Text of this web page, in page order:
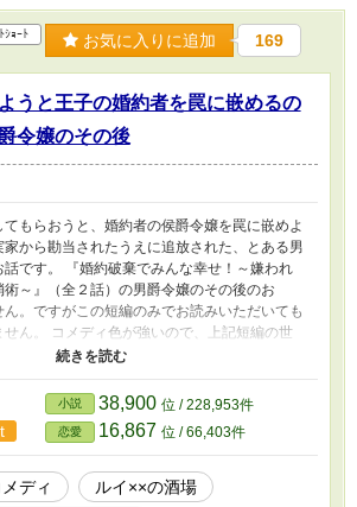
ｼｮｰﾄ お気に入りに追加 169
うと王子の婚約者を罠に嵌めるの
令嬢のその後
もらおうと、婚約者の侯爵令嬢を罠に嵌めよ
家から勘当されたうえに追放された、とある男
です。 『婚約破棄でみんな幸せ！～嫌われ
～』（全２話）の男爵令嬢のその後のお
。ですがこの短編のみでお読みいただいても
せん。 コメディ色が強いので、上記短編の世
方はご覧にならないほうが賢明です(>＿<) なろ
さい。
小説 38,900 位 / 228,953件
恋愛 16,867 位 / 66,403件
メディ
ルイ××の酒場